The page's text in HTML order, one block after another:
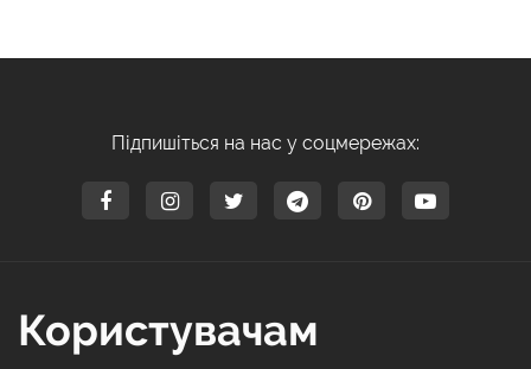
Підпишіться на нас у соцмережах:
Користувачам